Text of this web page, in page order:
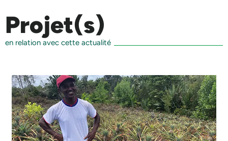
Projet(s)
en relation avec cette actualité